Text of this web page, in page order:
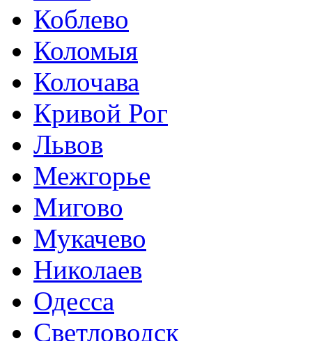
Коблево
Коломыя
Колочава
Кривой Рог
Львов
Межгорье
Мигово
Мукачево
Николаев
Одесса
Светловодск